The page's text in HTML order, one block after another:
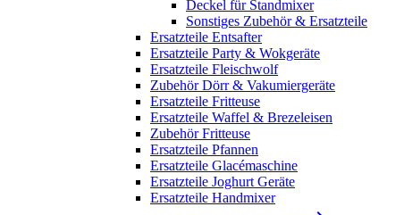
Deckel für Standmixer
Sonstiges Zubehör & Ersatzteile
Ersatzteile Entsafter
Ersatzteile Party & Wokgeräte
Ersatzteile Fleischwolf
Zubehör Dörr & Vakumiergeräte
Ersatzteile Fritteuse
Ersatzteile Waffel & Brezeleisen
Zubehör Fritteuse
Ersatzteile Pfannen
Ersatzteile Glacémaschine
Ersatzteile Joghurt Geräte
Ersatzteile Handmixer